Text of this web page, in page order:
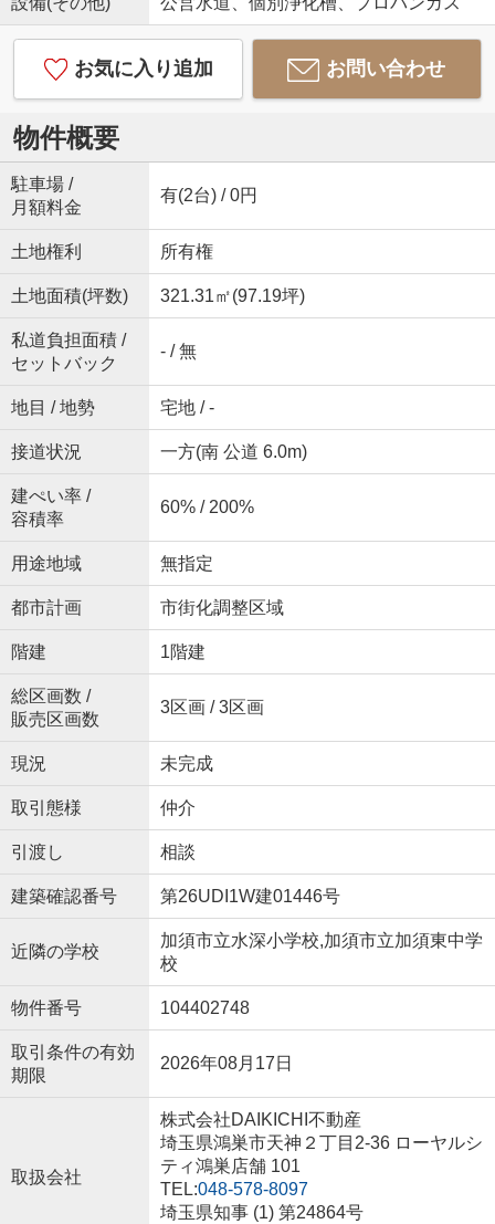
お気に入り追加 お問い合わせ
物件概要
駐車場 /
月額料金
有(2台) / 0円
土地権利 所有権
土地面積(坪数) 321.31㎡(97.19坪)
私道負担面積 /
セットバック
- / 無
地目 / 地勢 宅地 / -
接道状況 一方(南 公道 6.0m)
建ぺい率 /
容積率
60% / 200%
用途地域 無指定
都市計画 市街化調整区域
階建 1階建
総区画数 /
販売区画数
3区画 / 3区画
現況 未完成
取引態様 仲介
引渡し 相談
建築確認番号 第26UDI1W建01446号
近隣の学校
加須市立水深小学校,加須市立加須東中学
校
物件番号 104402748
取引条件の有効
期限
2026年08月17日
取扱会社
株式会社DAIKICHI不動産
埼玉県鴻巣市天神２丁目2-36 ローヤルシ
ティ鴻巣店舗 101
TEL:048-578-8097
埼玉県知事 (1) 第24864号